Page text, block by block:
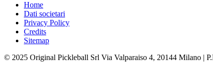
Home
Dati societari
Privacy Policy
Credits
Sitemap
© 2025 Original Pickleball Srl Via Valparaiso 4, 20144 Milano |